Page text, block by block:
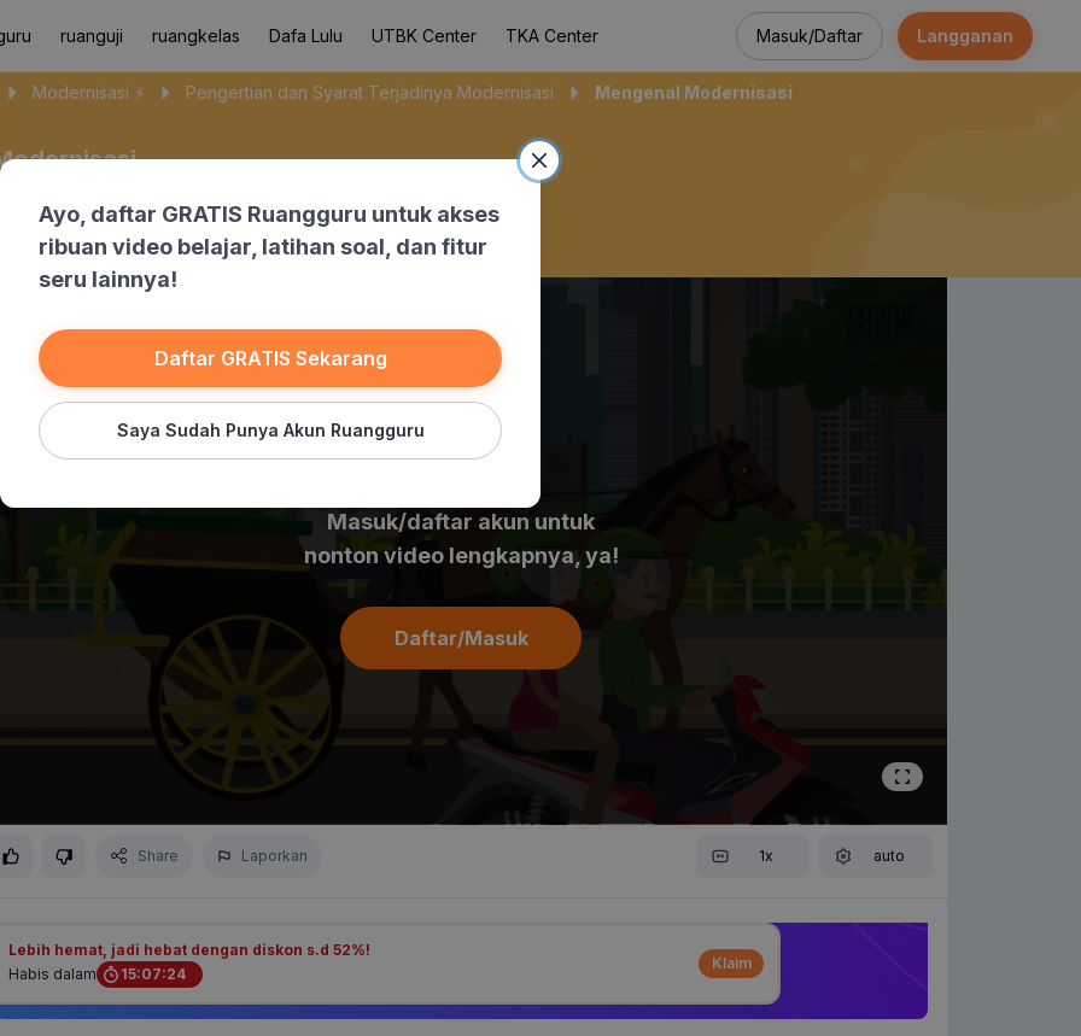
ruanguji ruangkelas Dafa Lulu UTBK Center TKA Center Masuk/Daftar Langganan
Modernisasi ⚡️ Pengertian dan Syarat Terjadinya Modernisasi Mengenal Modernisasi
Masuk/daftar akun untuk
nonton video lengkapnya, ya!
Daftar/Masuk
Share Laporkan 1x auto
Lebih hemat, jadi hebat dengan diskon s.d 52%!
Habis dalam
15:07:24
Klaim
Ayo, daftar GRATIS Ruangguru untuk akses
ribuan video belajar, latihan soal, dan fitur
seru lainnya!
Daftar GRATIS Sekarang
Saya Sudah Punya Akun Ruangguru